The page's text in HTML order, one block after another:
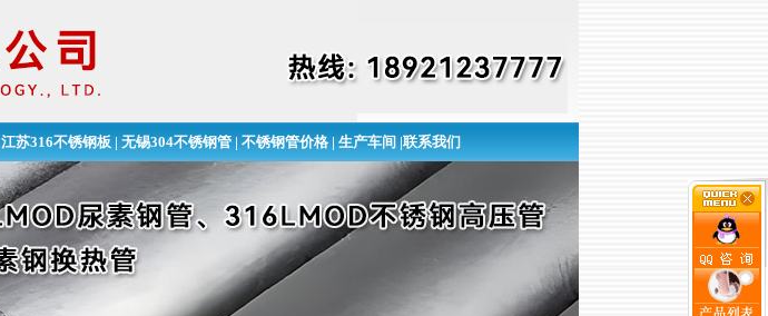
江苏316不锈钢板 | 无锡304不锈钢管 | 不锈钢管价格 | 生产车间 |联系我们